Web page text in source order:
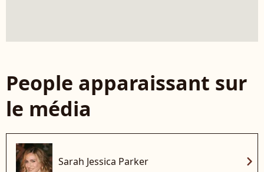
People apparaissant sur
le média
Sarah Jessica Parker chevron_right